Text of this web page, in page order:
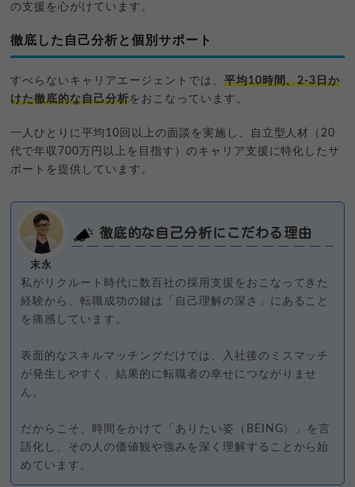
の支援を心がけています。
徹底した自己分析と個別サポート
すべらないキャリアエージェントでは、 平均10時間、2-3日か
けた徹底的な自己分析をおこなっています。
一人ひとりに平均10回以上の面談を実施し、自立型人材（20
代で年収700万円以上を目指す）のキャリア支援に特化したサ
ポートを提供しています。
末永
徹底的な自己分析にこだわる理由
私がリクルート時代に数百社の採用支援をおこなってきた
経験から、転職成功の鍵は「自己理解の深さ」にあること
を痛感しています。
表面的なスキルマッチングだけでは、入社後のミスマッチ
が発生しやすく、結果的に転職者の幸せにつながりませ
ん。
だからこそ、時間をかけて「ありたい姿（BEING）」を言
語化し、その人の価値観や強みを深く理解することから始
めています。